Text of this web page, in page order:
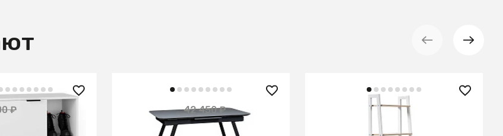
₽ — 50% 20 950 ₽ 42 450 ₽ — 51%
Стол Пеле 120-150 Automatic
Стеллаж State 56 х 172 белый